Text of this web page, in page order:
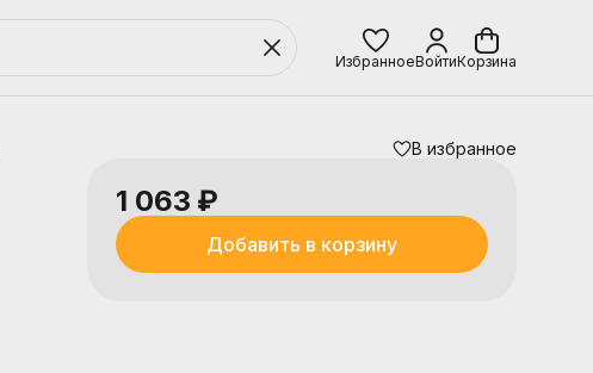
ИзбранноеВойтиКорзина
В избранное
1 063 ₽
Добавить в корзину